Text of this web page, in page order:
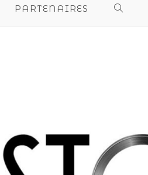
PARTENAIRES